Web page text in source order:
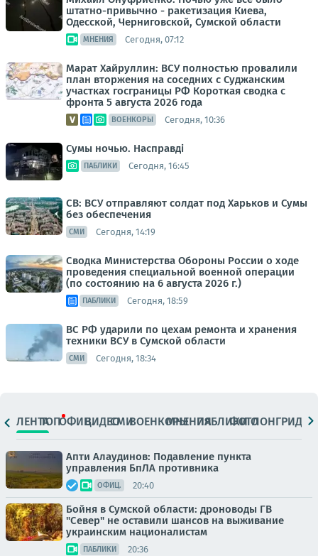
штатно-привычно - ракетизация Киева,
Одесской, Черниговской, Сумской области
МНЕНИЯ Сегодня, 07:12
Марат Хайруллин: ВСУ полностью провалили
план вторжения на соседних с Суджанским
участках госграницы РФ Короткая сводка с
фронта 5 августа 2026 года
ВОЕНКОРЫ Сегодня, 10:36
Сумы ночью. Насправді
ПАБЛИКИ Сегодня, 16:45
СВ: ВСУ отправляют солдат под Харьков и Сумы
без обеспечения
СМИ Сегодня, 14:19
Сводка Министерства Обороны России о ходе
проведения специальной военной операции
(по состоянию на 6 августа 2026 г.)
ПАБЛИКИ Сегодня, 18:59
ВС РФ ударили по цехам ремонта и хранения
техники ВСУ в Сумской области
СМИ Сегодня, 18:34
ЛЕНТАТОПОФИЦ.ВИДЕОСМИВОЕНКОРЫМНЕНИЯПАБЛИКИ
ФОТОЛОНГРИДЫ
Апти Алаудинов: Подавление пункта
управления БпЛА противника
ОФИЦ. 20:40
Бойня в Сумской области: дроноводы ГВ
"Север" не оставили шансов на выживание
украинским националистам
ПАБЛИКИ 20:36